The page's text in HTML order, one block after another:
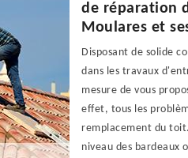
de réparation
Moulares et
Disposant de solide
dans les travaux
mesure de vous
effet, tous les
remplacement du
niveau des bardeaux